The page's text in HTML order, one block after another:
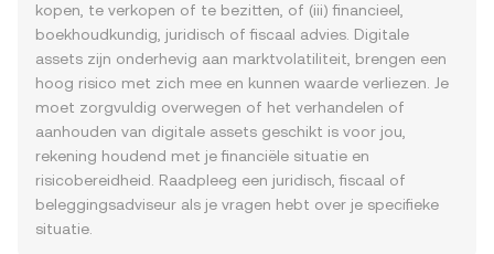
kopen, te verkopen of te bezitten, of (iii) financieel,
boekhoudkundig, juridisch of fiscaal advies. Digitale
assets zijn onderhevig aan marktvolatiliteit, brengen een
hoog risico met zich mee en kunnen waarde verliezen. Je
moet zorgvuldig overwegen of het verhandelen of
aanhouden van digitale assets geschikt is voor jou,
rekening houdend met je financiële situatie en
risicobereidheid. Raadpleeg een juridisch, fiscaal of
beleggingsadviseur als je vragen hebt over je specifieke
situatie.